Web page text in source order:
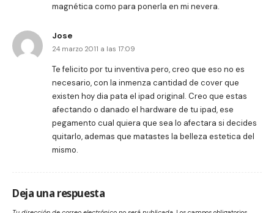
magnética como para ponerla en mi nevera.
Jose
24 marzo 2011 a las 17:09
Te felicito por tu inventiva pero, creo que eso no es
necesario, con la inmenza cantidad de cover que
existen hoy dia pata el ipad original. Creo que estas
afectando o danado el hardware de tu ipad, ese
pegamento cual quiera que sea lo afectara si decides
quitarlo, ademas que matastes la belleza estetica del
mismo.
Deja una respuesta